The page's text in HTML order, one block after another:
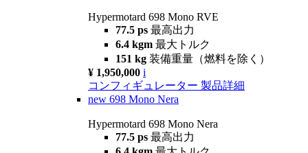
Hypermotard 698 Mono RVE
77.5 ps 最高出力
6.4 kgm 最大トルク
151 kg 装備重量（燃料を除く）
¥ 1,950,000 i
コンフィギュレーター 製品詳細
new 698 Mono Nera
Hypermotard 698 Mono Nera
77.5 ps 最高出力